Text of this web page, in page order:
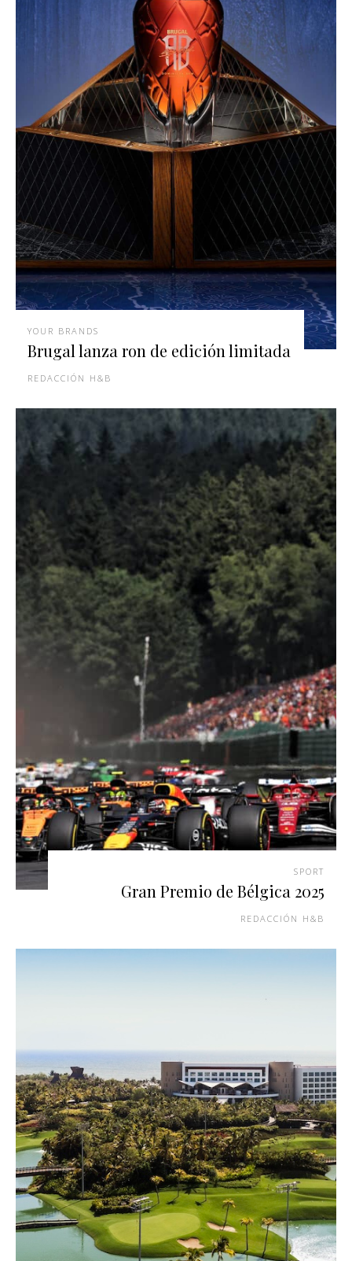
YOUR BRANDS
Brugal lanza ron de edición limitada
REDACCIÓN H&B
SPORT
Gran Premio de Bélgica 2025
REDACCIÓN H&B